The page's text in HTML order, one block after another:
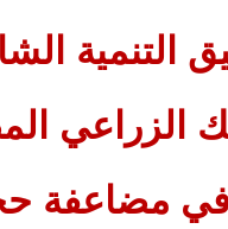
التنمية
الزراعي